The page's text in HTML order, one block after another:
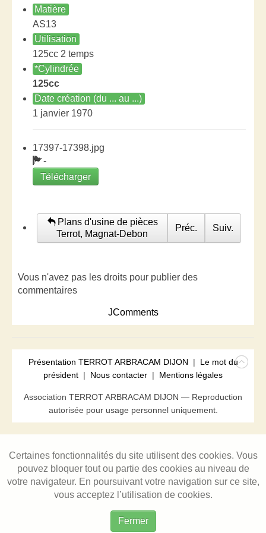
Matière
AS13
Utilisation
125cc 2 temps
*Cylindrée
125cc
Date création (du ... au ...)
1 janvier 1970
17397-17398.jpg
-
Télécharger
Plans d'usine de pièces
Terrot, Magnat-Debon
Préc. Suiv.
Vous n'avez pas les droits pour publier des
commentaires
JComments
Présentation TERROT ARBRACAM DIJON | Le mot du
président | Nous contacter | Mentions légales
Association TERROT ARBRACAM DIJON — Reproduction
autorisée pour usage personnel uniquement.
Certaines fonctionnalités du site utilisent des cookies. Vous
pouvez bloquer tout ou partie des cookies au niveau de
votre navigateur. En poursuivant votre navigation sur ce site,
vous acceptez l’utilisation de cookies.
Fermer